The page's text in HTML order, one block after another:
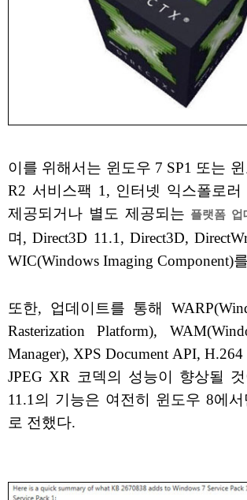
이를 위해서는 윈도우 7 SP1 또는
R2 서비스팩 1, 인터넷 익스폴로러
제공되거나 별도 제공되는 플랫폼 업
며, Direct3D 11.1, Direct3D,
WIC(Windows Imaging Component)
또한, 업데이트를 통해
Rasterization Platform),
Manager), XPS Document API,
JPEG XR 코덱의 성능이 향상될
11.1의 기능은 여전히 윈도우 8에
로 전했다.